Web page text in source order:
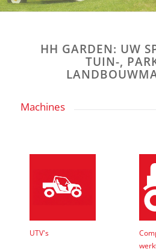
HH GARDEN: UW
TUIN-,
Machines
UTV's